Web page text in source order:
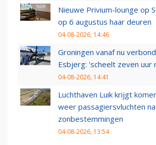
Nieuwe Privium-lounge op
op 6 augustus haar deuren
04-08-2026, 14:46
Groningen vanaf nu
Esbjerg: 'scheelt zeven uur
04-08-2026, 14:41
Luchthaven Luik krijgt
weer passagiersvluchten
zonbestemmingen
04-08-2026, 13:54